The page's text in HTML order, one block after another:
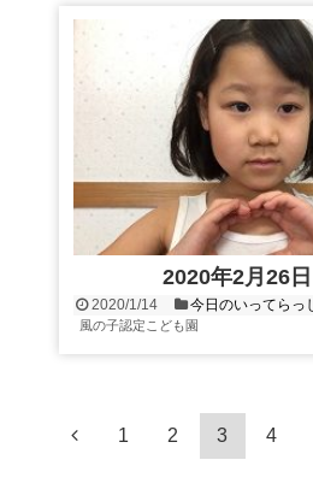
2020年2月26日
2020/1/14 今日のいってらっ
風の子認定こども園
1 2 3 4